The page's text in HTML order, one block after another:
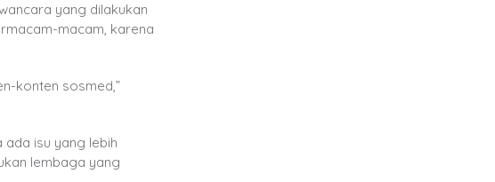
yang dilakukan
macam, karena
konten sosmed,”
ada isu yang lebih
lembaga yang